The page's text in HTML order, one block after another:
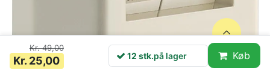
Kr. 49,00
Kr. 25,00 12 stk.på lager Køb